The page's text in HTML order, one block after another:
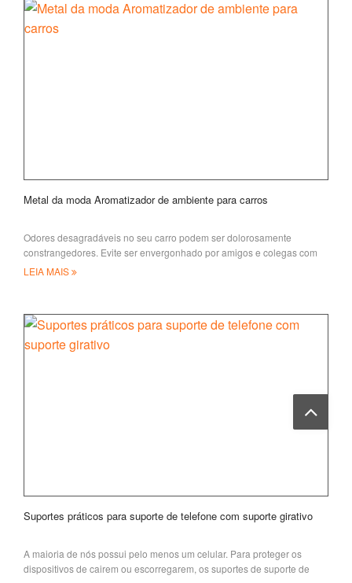
Metal da moda Aromatizador de ambiente para carros
Odores desagradáveis no seu carro podem ser dolorosamente
constrangedores. Evite ser envergonhado por amigos e colegas com
aromatizadores de carro sh.
LEIA MAIS
Suportes práticos para suporte de telefone com suporte girativo
A maioria de nós possui pelo menos um celular. Para proteger os
dispositivos de cairem ou escorregarem, os suportes de suporte de